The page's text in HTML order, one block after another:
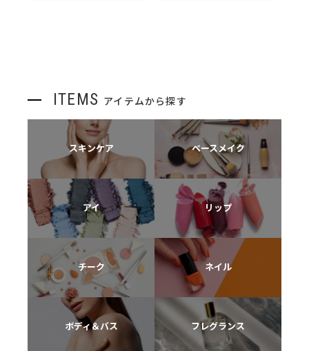
ITEMS アイテムから探す
スキンケア ベースメイク
アイ リップ
チーク ネイル
ボディ＆バス フレグランス